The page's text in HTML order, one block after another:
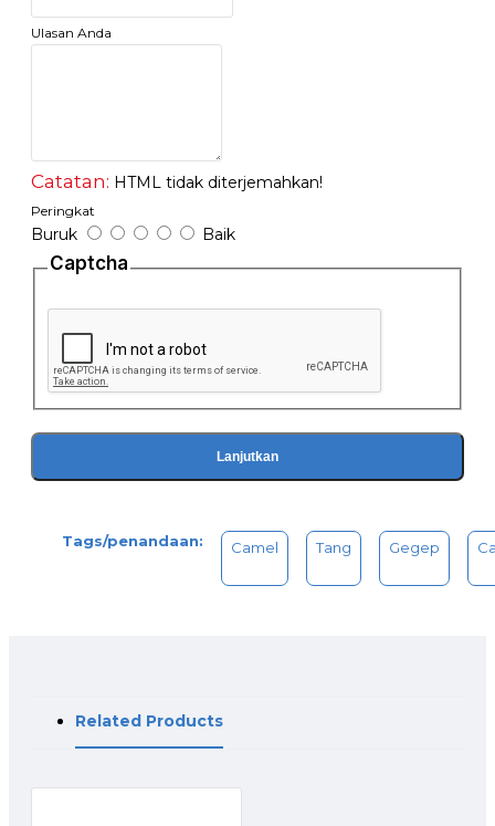
hal yang tidak merugikan anda dengan mengorbankan alat
yang lain
Ulasan Anda
Catatan: HTML tidak diterjemahkan!
Peringkat
Buruk Baik
Captcha
Lanjutkan
Tags/penandaan: Camel Tang Gegep
Related Products